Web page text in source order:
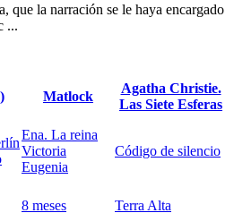
que la narración se le haya encargado
...
Matlock
Agatha Christie.
Las Siete Esferas
Ena. La reina
Victoria
Eugenia
Código de silencio
8 meses Terra Alta